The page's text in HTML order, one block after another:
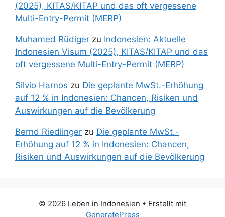
(2025), KITAS/KITAP und das oft vergessene
Multi-Entry-Permit (MERP)
Muhamed Rüdiger zu Indonesien: Aktuelle
Indonesien Visum (2025), KITAS/KITAP und das
oft vergessene Multi-Entry-Permit (MERP)
Silvio Harnos zu Die geplante MwSt.-Erhöhung
auf 12 % in Indonesien: Chancen, Risiken und
Auswirkungen auf die Bevölkerung
Bernd Riedlinger zu Die geplante MwSt.-
Erhöhung auf 12 % in Indonesien: Chancen,
Risiken und Auswirkungen auf die Bevölkerung
© 2026 Leben in Indonesien • Erstellt mit
GeneratePress